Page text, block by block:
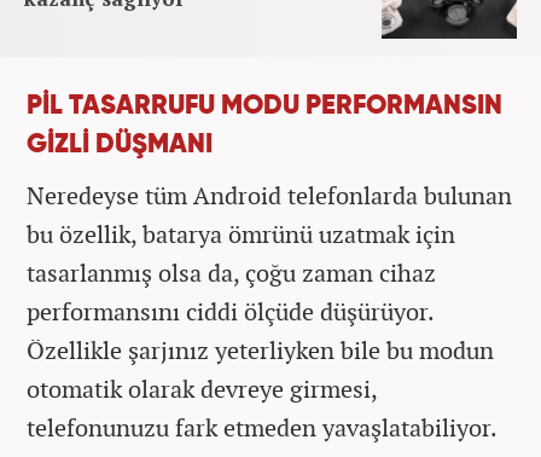
PİL TASARRUFU MODU PERFORMANSIN
GİZLİ DÜŞMANI
Neredeyse tüm Android telefonlarda bulunan
bu özellik, batarya ömrünü uzatmak için
tasarlanmış olsa da, çoğu zaman cihaz
performansını ciddi ölçüde düşürüyor.
Özellikle şarjınız yeterliyken bile bu modun
otomatik olarak devreye girmesi,
telefonunuzu fark etmeden yavaşlatabiliyor.